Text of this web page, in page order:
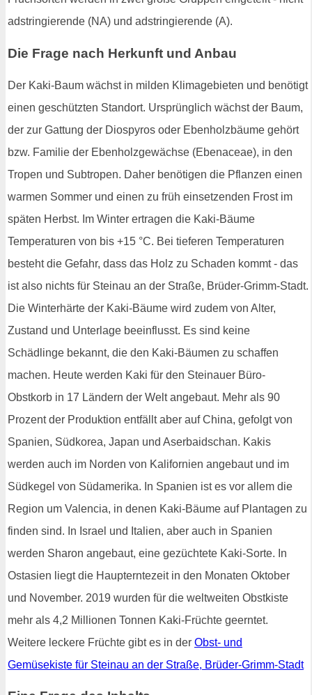
adstringierende (NA) und adstringierende (A).
Die Frage nach Herkunft und Anbau
Der Kaki-Baum wächst in milden Klimagebieten und benötigt
einen geschützten Standort. Ursprünglich wächst der Baum,
der zur Gattung der Diospyros oder Ebenholzbäume gehört
bzw. Familie der Ebenholzgewächse (Ebenaceae), in den
Tropen und Subtropen. Daher benötigen die Pflanzen einen
warmen Sommer und einen zu früh einsetzenden Frost im
späten Herbst. Im Winter ertragen die Kaki-Bäume
Temperaturen von bis +15 °C. Bei tieferen Temperaturen
besteht die Gefahr, dass das Holz zu Schaden kommt - das
ist also nichts für Steinau an der Straße, Brüder-Grimm-Stadt.
Die Winterhärte der Kaki-Bäume wird zudem von Alter,
Zustand und Unterlage beeinflusst. Es sind keine
Schädlinge bekannt, die den Kaki-Bäumen zu schaffen
machen. Heute werden Kaki für den Steinauer Büro-
Obstkorb in 17 Ländern der Welt angebaut. Mehr als 90
Prozent der Produktion entfällt aber auf China, gefolgt von
Spanien, Südkorea, Japan und Aserbaidschan. Kakis
werden auch im Norden von Kalifornien angebaut und im
Südkegel von Südamerika. In Spanien ist es vor allem die
Region um Valencia, in denen Kaki-Bäume auf Plantagen zu
finden sind. In Israel und Italien, aber auch in Spanien
werden Sharon angebaut, eine gezüchtete Kaki-Sorte. In
Ostasien liegt die Haupterntezeit in den Monaten Oktober
und November. 2019 wurden für die weltweiten Obstkiste
mehr als 4,2 Millionen Tonnen Kaki-Früchte geerntet.
Weitere leckere Früchte gibt es in der Obst- und
Gemüsekiste für Steinau an der Straße, Brüder-Grimm-Stadt